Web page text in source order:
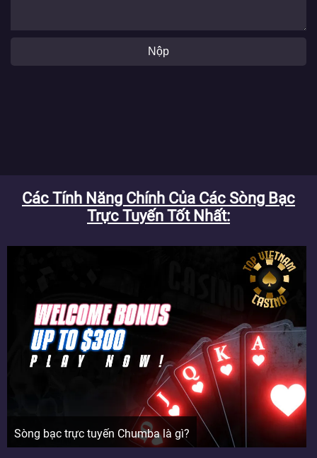
Các Tính Năng Chính Của Các Sòng Bạc
Trực Tuyến Tốt Nhất
Sòng bạc trực tuyến Chumba là gì?
Nộp